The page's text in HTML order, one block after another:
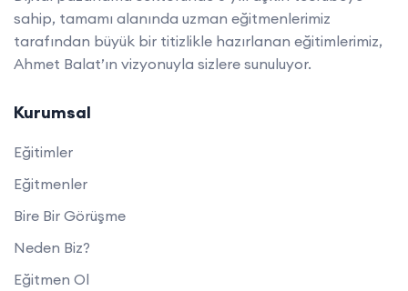
sahip, tamamı alanında uzman eğitmenlerimiz
tarafından büyük bir titizlikle hazırlanan eğitimlerimiz,
Ahmet Balat’ın vizyonuyla sizlere sunuluyor.
Kurumsal
Eğitimler
Eğitmenler
Bire Bir Görüşme
Neden Biz?
Eğitmen Ol